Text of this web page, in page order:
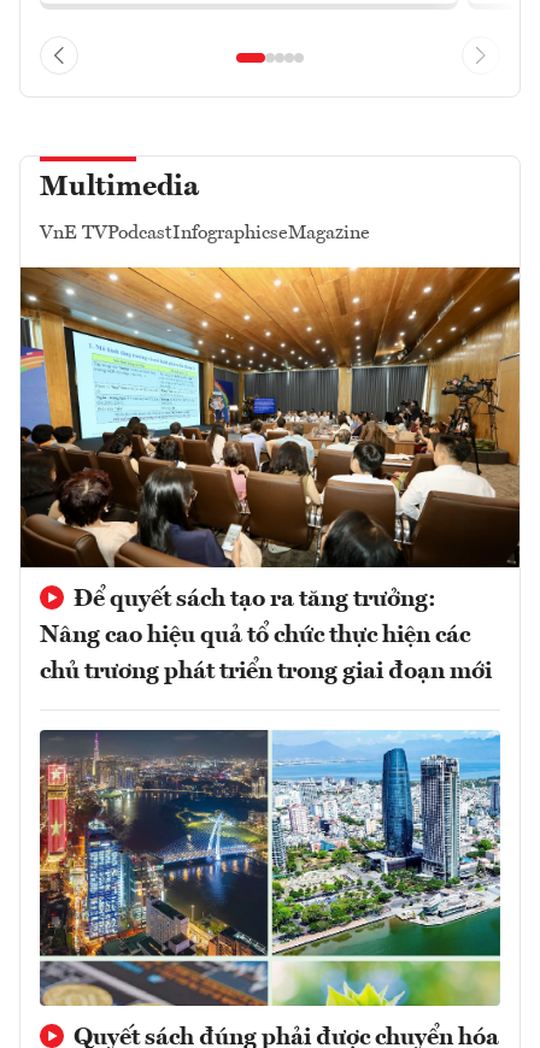
Multimedia
VnE TVPodcastInfographicseMagazine
Để quyết sách tạo ra tăng trưởng:
Nâng cao hiệu quả tổ chức thực hiện các
chủ trương phát triển trong giai đoạn mới
Quyết sách đúng phải được chuyển hóa